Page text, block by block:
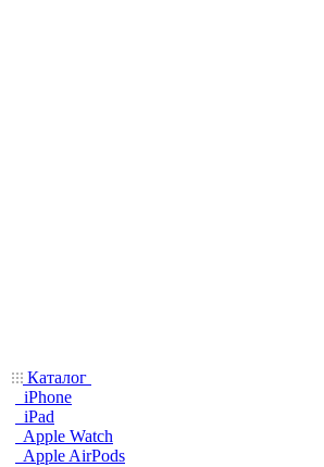
Каталог
iPhone
iPad
Apple Watch
Apple AirPods